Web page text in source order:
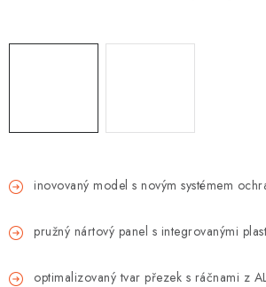
inovovaný model s novým systémem
pružný nártový panel s integrovanými
optimalizovaný tvar přezek s ráčnami z